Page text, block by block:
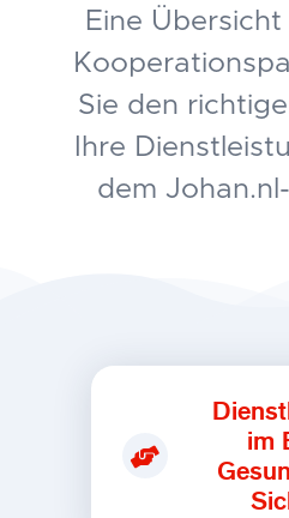
Eine
Sie den
Ihre
dem
im